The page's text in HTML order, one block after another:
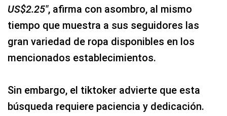
US$2.25″, afirma con asombro, al mismo
tiempo que muestra a sus seguidores las
gran variedad de ropa disponibles en los
mencionados establecimientos.
Sin embargo, el tiktoker advierte que esta
búsqueda requiere paciencia y dedicación.